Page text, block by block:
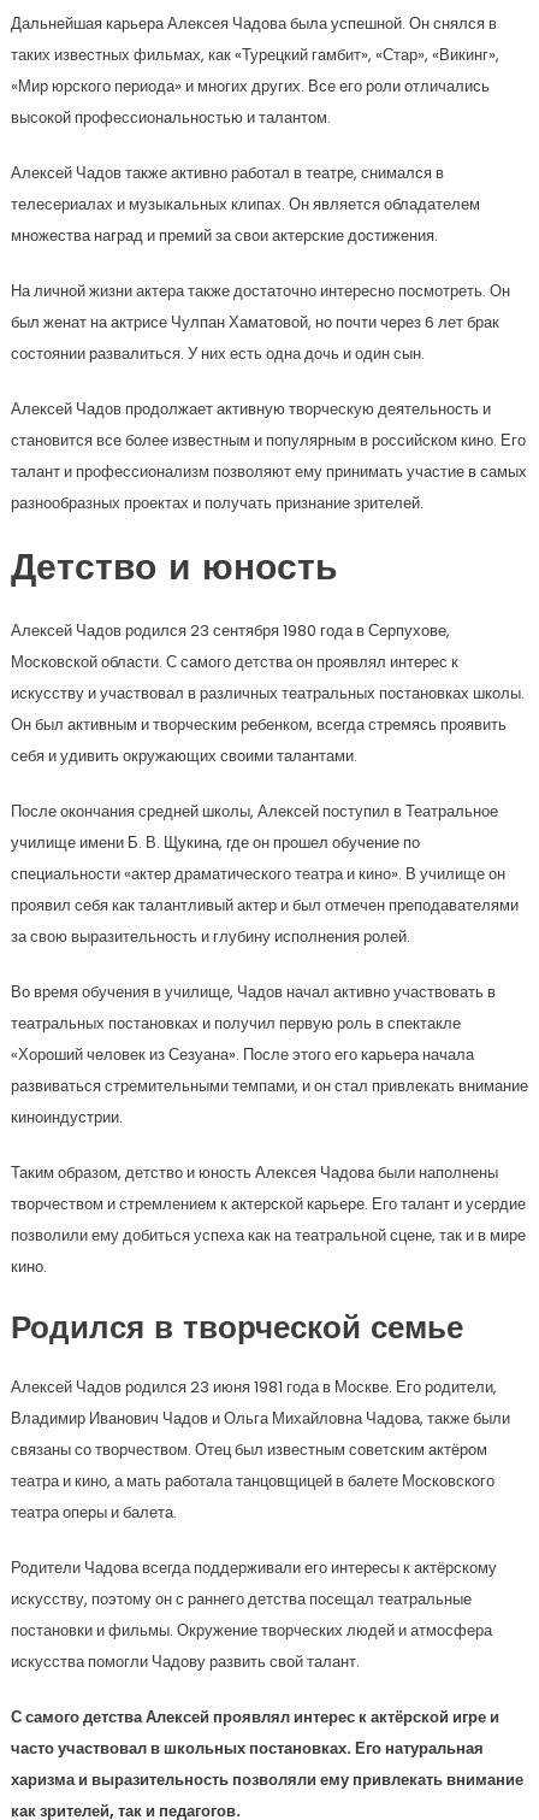
Дальнейшая карьера Алексея Чадова была успешной. Он снялся в
таких известных фильмах, как «Турецкий гамбит», «Стар», «Викинг»,
«Мир юрского периода» и многих других. Все его роли отличались
высокой профессиональностью и талантом.
Алексей Чадов также активно работал в театре, снимался в
телесериалах и музыкальных клипах. Он является обладателем
множества наград и премий за свои актерские достижения.
На личной жизни актера также достаточно интересно посмотреть. Он
был женат на актрисе Чулпан Хаматовой, но почти через 6 лет брак
состоянии развалиться. У них есть одна дочь и один сын.
Алексей Чадов продолжает активную творческую деятельность и
становится все более известным и популярным в российском кино. Его
талант и профессионализм позволяют ему принимать участие в самых
разнообразных проектах и получать признание зрителей.
Детство и юность
Алексей Чадов родился 23 сентября 1980 года в Серпухове,
Московской области. С самого детства он проявлял интерес к
искусству и участвовал в различных театральных постановках школы.
Он был активным и творческим ребенком, всегда стремясь проявить
себя и удивить окружающих своими талантами.
После окончания средней школы, Алексей поступил в Театральное
училище имени Б. В. Щукина, где он прошел обучение по
специальности «актер драматического театра и кино». В училище он
проявил себя как талантливый актер и был отмечен преподавателями
за свою выразительность и глубину исполнения ролей.
Во время обучения в училище, Чадов начал активно участвовать в
театральных постановках и получил первую роль в спектакле
«Хороший человек из Сезуана». После этого его карьера начала
развиваться стремительными темпами, и он стал привлекать внимание
киноиндустрии.
Таким образом, детство и юность Алексея Чадова были наполнены
творчеством и стремлением к актерской карьере. Его талант и усердие
позволили ему добиться успеха как на театральной сцене, так и в мире
кино.
Родился в творческой семье
Алексей Чадов родился 23 июня 1981 года в Москве. Его родители,
Владимир Иванович Чадов и Ольга Михайловна Чадова, также были
связаны со творчеством. Отец был известным советским актёром
театра и кино, а мать работала танцовщицей в балете Московского
театра оперы и балета.
Родители Чадова всегда поддерживали его интересы к актёрскому
искусству, поэтому он с раннего детства посещал театральные
постановки и фильмы. Окружение творческих людей и атмосфера
искусства помогли Чадову развить свой талант.
С самого детства Алексей проявлял интерес к актёрской игре и
часто участвовал в школьных постановках. Его натуральная
харизма и выразительность позволяли ему привлекать внимание
как зрителей, так и педагогов.